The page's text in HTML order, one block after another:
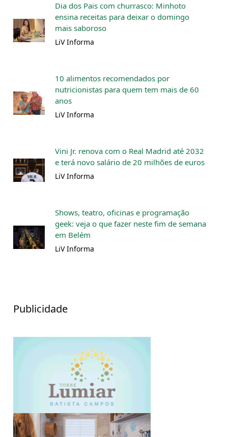
Dia dos Pais com churrasco: Minhoto
ensina receitas para deixar o domingo
mais saboroso
LiV Informa
10 alimentos recomendados por
nutricionistas para quem tem mais de 60
anos
LiV Informa
Vini Jr. renova com o Real Madrid até 2032
e terá novo salário de 20 milhões de euros
LiV Informa
Shows, teatro, oficinas e programação
geek: veja o que fazer neste fim de semana
em Belém
LiV Informa
Publicidade